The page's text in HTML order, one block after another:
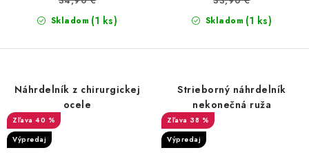
Skladom (1 ks) Skladom (1 ks)
Náhrdelník z chirurgickej
ocele
40 %
Výpredaj
Strieborný náhrdelník
nekonečná ruža
38 %
Výpredaj